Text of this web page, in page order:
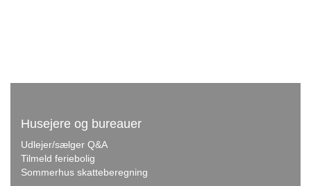
Husejere og bureauer
Udlejer/sælger Q&A
Tilmeld feriebolig
Sommerhus skatteberegning